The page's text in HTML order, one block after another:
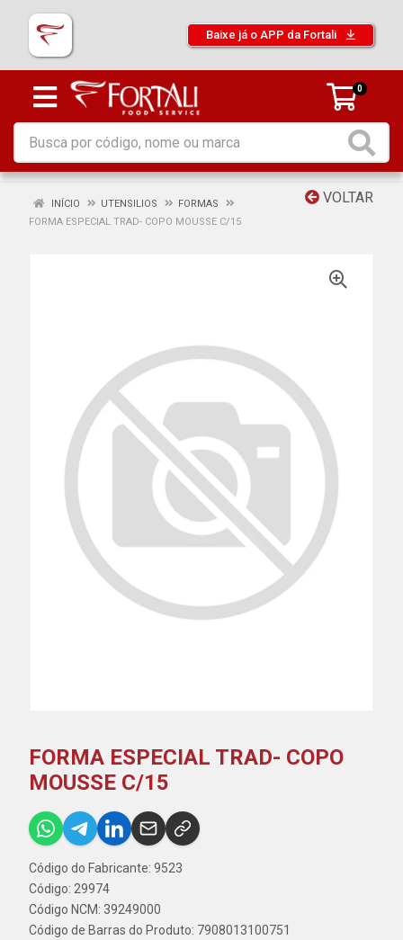
Baixe já o APP da Fortali
0
VOLTAR
INÍCIO UTENSILIOS
FORMAS
FORMA ESPECIAL TRAD- COPO MOUSSE C/15
FORMA ESPECIAL TRAD- COPO
MOUSSE C/15
Código do Fabricante: 9523
Código: 29974
Código NCM: 39249000
Código de Barras do Produto: 7908013100751